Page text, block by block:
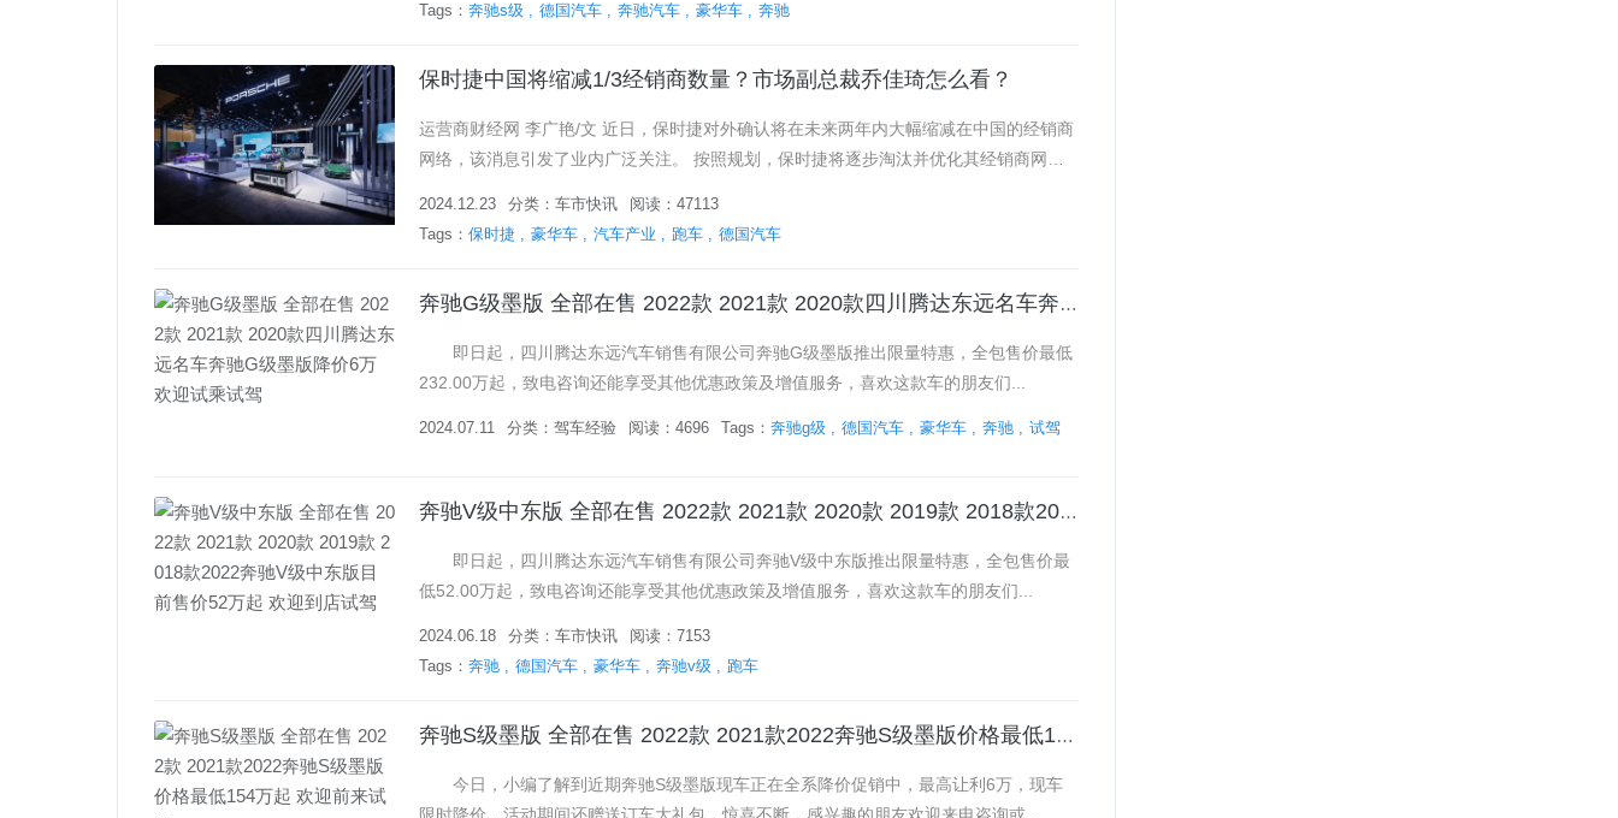
Tags： 奔驰s级 德国汽车 奔驰汽车 豪华车 奔驰
保时捷中国将缩减1/3经销商数量？市场副总裁乔佳琦怎么看？
运营商财经网 李广艳/文 近日，保时捷对外确认将在未来两年内大幅缩减在中国的经销商
网络，该消息引发了业内广泛关注。 按照规划，保时捷将逐步淘汰并优化其经销商网
2024.12.23 分类： 车市快讯
阅读：47113
Tags： 保时捷 豪华车 汽车产业 跑车 德国汽车
奔驰G级墨版 全部在售 2022款 2021款 2020款四川腾达东远名车奔驰G级墨版降价6万 欢迎试乘试驾
即日起，四川腾达东远汽车销售有限公司奔驰G级墨版推出限量特惠，全包售价最低
232.00万起，致电咨询还能享受其他优惠政策及增值服务，喜欢这款车的朋友们...
2024.07.11 分类： 驾车经验 阅读：4696 Tags： 奔驰g级 德国汽车 豪华车 奔驰 试驾
奔驰V级中东版 全部在售 2022款 2021款 2020款 2019款 2018款2022奔驰V级中东版目前售价52万起 欢迎到店试驾
即日起，四川腾达东远汽车销售有限公司奔驰V级中东版推出限量特惠，全包售价最
低52.00万起，致电咨询还能享受其他优惠政策及增值服务，喜欢这款车的朋友们...
2024.06.18 分类： 车市快讯
阅读：7153
Tags： 奔驰 德国汽车 豪华车 奔驰v级 跑车
奔驰S级墨版 全部在售 2022款 2021款2022奔驰S级墨版价格最低154万起 欢迎前来试驾
今日，小编了解到近期奔驰S级墨版现车正在全系降价促销中，最高让利6万，现车